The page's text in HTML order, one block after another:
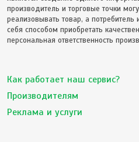
производитель и торговые точки
реализовывать товар, а
себя способом приобретать
персональная ответственность
Как работает наш сервис?
Производителям
Реклама и услуги